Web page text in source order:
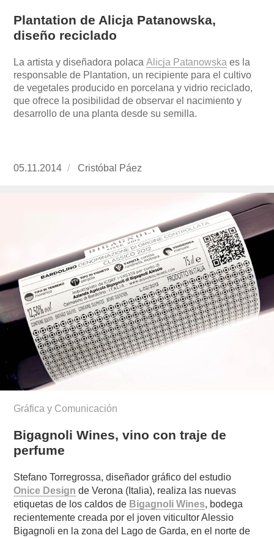
Plantation de Alicja Patanowska,
diseño reciclado
La artista y diseñadora polacaAlicja Patanowska es la
responsable de Plantation, un recipiente para el cultivo
de vegetales producido en porcelana y vidrio reciclado,
que ofrece la posibilidad de observar el nacimiento y
desarrollo de una planta desde su semilla.
Publicado
05.11.2014
https://www.experimenta.es/author/cristobal-
Cristóbal Páez
Gráfica y Comunicación
Bigagnoli Wines, vino con traje de
perfume
Stefano Torregrossa, diseñador gráfico del estudio
Onice Design de Verona (Italia), realiza las nuevas
etiquetas de los caldos de Bigagnoli Wines, bodega
recientemente creada por el joven viticultor Alessio
Bigagnoli en la zona del Lago de Garda, en el norte de